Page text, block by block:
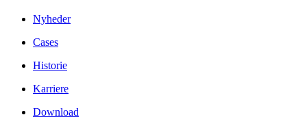
Nyheder
Cases
Historie
Karriere
Download